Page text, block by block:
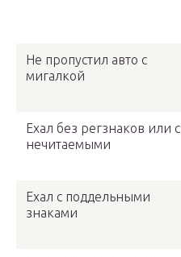
Не пропустил авто с
мигалкой
Ехал без регзнаков или с
нечитаемыми
Ехал с поддельными
знаками